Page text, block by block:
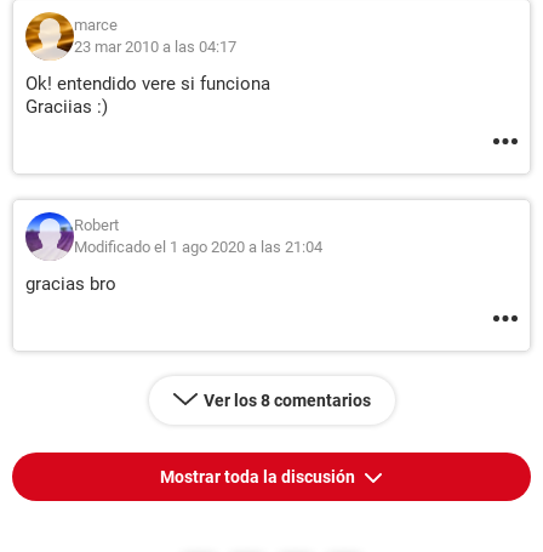
marce
23 mar 2010 a las 04:17
Ok! entendido vere si funciona
Graciias :)
Robert
Modificado el 1 ago 2020 a las 21:04
gracias bro
Ver los 8 comentarios
Mostrar toda la discusión